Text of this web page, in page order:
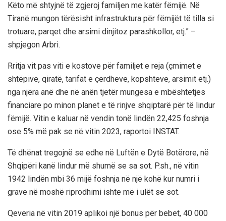
Këto më shtyjnë të zgjeroj familjen me katër fëmijë. Në
Tiranë mungon tërësisht infrastruktura për fëmijët të tilla si
trotuare, parqet dhe arsimi dinjitoz parashkollor, etj.” –
shpjegon Arbri.
Rritja vit pas viti e kostove për familjet e reja (çmimet e
shtëpive, qiratë, tarifat e çerdheve, kopshteve, arsimit etj.)
nga njëra anë dhe në anën tjetër mungesa e mbështetjes
financiare po minon planet e të rinjve shqiptarë për të lindur
fëmijë. Vitin e kaluar në vendin tonë lindën 22,425 foshnja
ose 5% më pak se në vitin 2023, raportoi INSTAT.
Të dhënat tregojnë se edhe në Luftën e Dytë Botërore, në
Shqipëri kanë lindur më shumë se sa sot. P.sh., në vitin
1942 lindën mbi 36 mijë foshnja në një kohë kur numri i
grave në moshë riprodhimi ishte më i ulët se sot.
Qeveria në vitin 2019 aplikoi një bonus për bebet, 40 000